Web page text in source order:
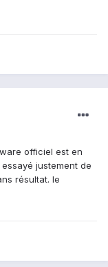
officiel est en
justement de
résultat. le